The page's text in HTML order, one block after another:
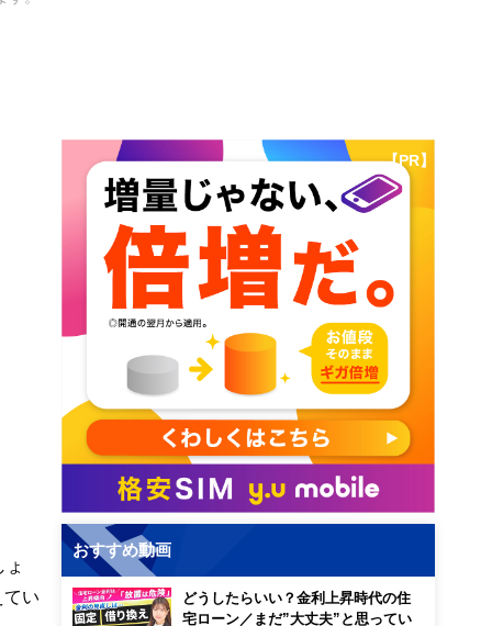
てい
【PR】
おすすめ動画
どうしたらいい？金利上昇時代の住
宅ローン／まだ”大丈夫”と思ってい